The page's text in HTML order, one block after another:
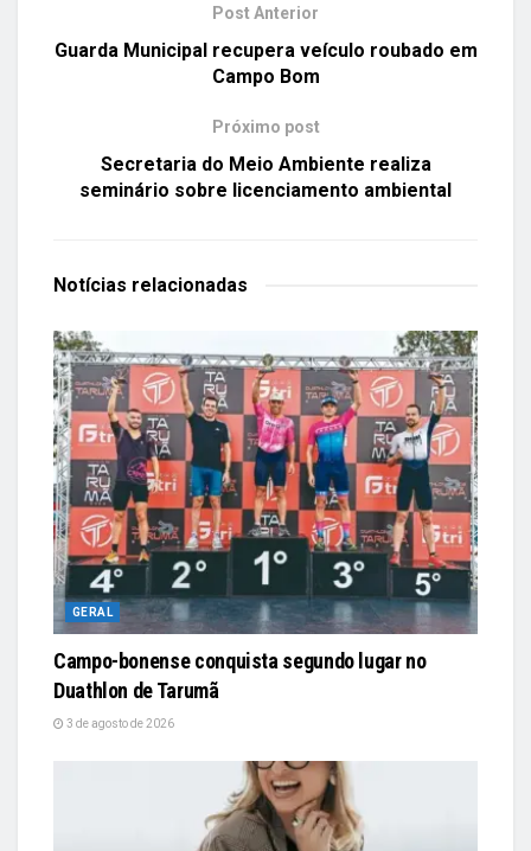
Post Anterior
Guarda Municipal recupera veículo roubado em
Campo Bom
Próximo post
Secretaria do Meio Ambiente realiza
seminário sobre licenciamento ambiental
Notícias relacionadas
GERAL
Campo-bonense conquista segundo lugar no
Duathlon de Tarumã
3 de agosto de 2026